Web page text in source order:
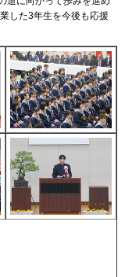
した3年生を今後も応援